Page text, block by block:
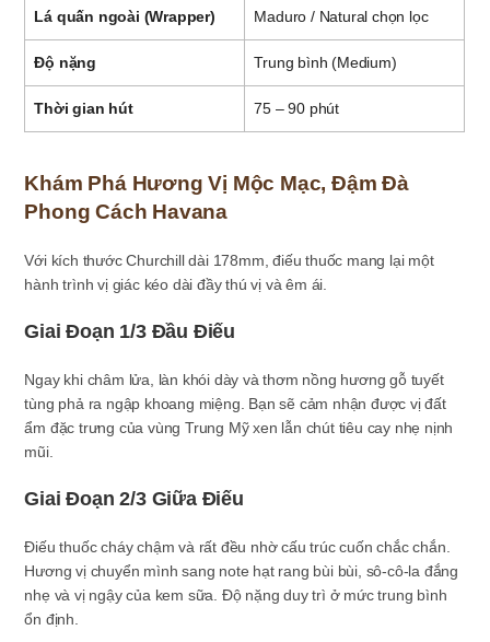
Lá quấn ngoài (Wrapper) Maduro / Natural chọn lọc
Độ nặng Trung bình (Medium)
Thời gian hút 75 – 90 phút
Khám Phá Hương Vị Mộc Mạc, Đậm Đà
Phong Cách Havana
Với kích thước Churchill dài 178mm, điếu thuốc mang lại một
hành trình vị giác kéo dài đầy thú vị và êm ái.
Giai Đoạn 1/3 Đầu Điếu
Ngay khi châm lửa, làn khói dày và thơm nồng hương gỗ tuyết
tùng phả ra ngập khoang miệng. Bạn sẽ cảm nhận được vị đất
ẩm đặc trưng của vùng Trung Mỹ xen lẫn chút tiêu cay nhẹ nịnh
mũi.
Giai Đoạn 2/3 Giữa Điếu
Điếu thuốc cháy chậm và rất đều nhờ cấu trúc cuốn chắc chắn.
Hương vị chuyển mình sang note hạt rang bùi bùi, sô-cô-la đắng
nhẹ và vị ngậy của kem sữa. Độ nặng duy trì ở mức trung bình
ổn định.